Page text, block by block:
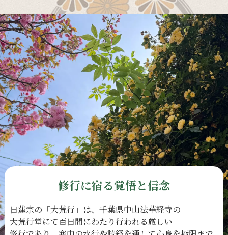
修行に宿る覚悟と信念
日蓮宗の 「大荒行」は、 千葉県中山法華経寺の
大荒行堂にて百日間にわたり行われる厳しい